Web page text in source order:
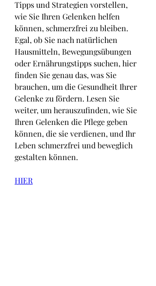
Tipps und Strategien vorstellen,
wie Sie Ihren Gelenken helfen
können, schmerzfrei zu bleiben.
Egal, ob Sie nach natürlichen
Hausmitteln, Bewegungsübungen
oder Ernährungstipps suchen, hier
finden Sie genau das, was Sie
brauchen, um die Gesundheit Ihrer
Gelenke zu fördern. Lesen Sie
weiter, um herauszufinden, wie Sie
Ihren Gelenken die Pflege geben
können, die sie verdienen, und Ihr
Leben schmerzfrei und beweglich
gestalten können.
HIER